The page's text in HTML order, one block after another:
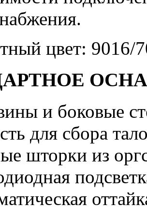
цвет: 9016/
и боковые
для сбора
шторки из